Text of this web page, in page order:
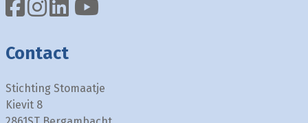
Contact
Stichting Stomaatje
Kievit 8